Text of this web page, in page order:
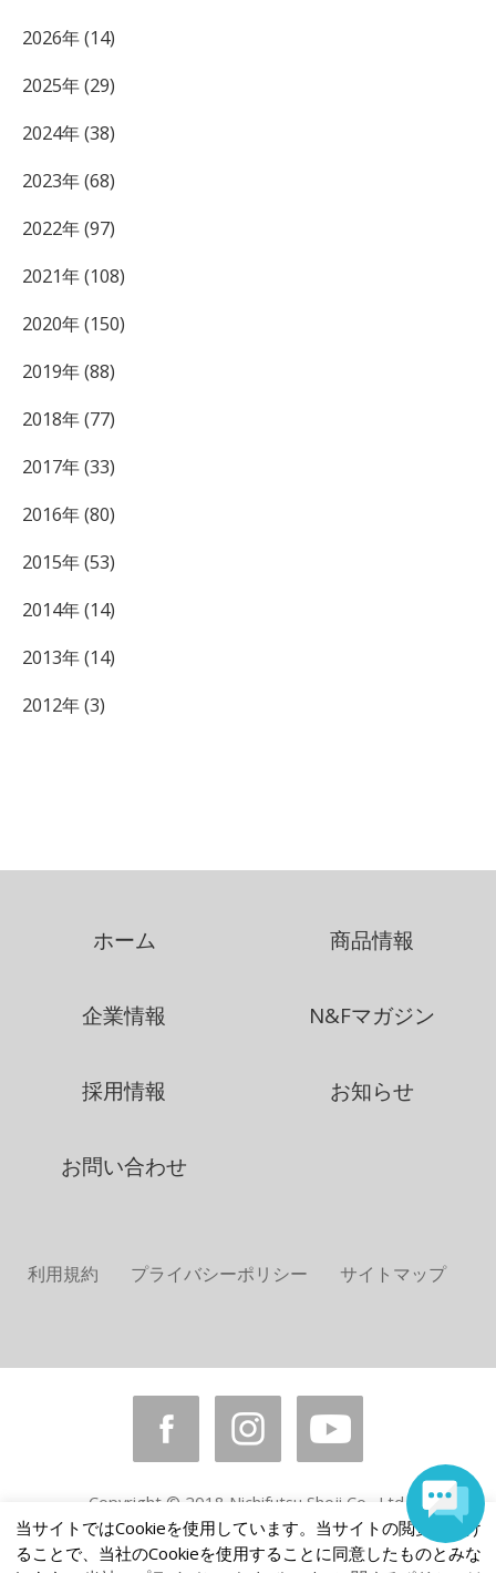
2026年 (14)
2025年 (29)
2024年 (38)
2023年 (68)
2022年 (97)
2021年 (108)
2020年 (150)
2019年 (88)
2018年 (77)
2017年 (33)
2016年 (80)
2015年 (53)
2014年 (14)
2013年 (14)
2012年 (3)
ホーム 商品情報
企業情報 N&Fマガジン
採用情報 お知らせ
お問い合わせ
利用規約 プライバシーポリシー サイトマップ
Copyright © 2018 Nichifutsu Shoji Co., Ltd.
All rights reserved.
当サイトではCookieを使用しています。当サイトの閲覧を続け
ることで、当社のCookieを使用することに同意したものとみな